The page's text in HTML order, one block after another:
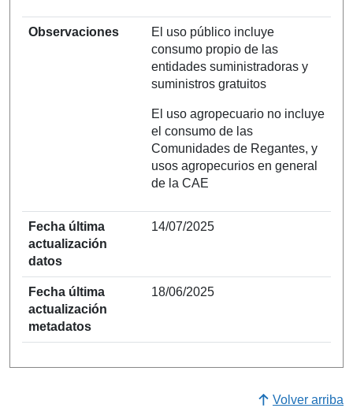
Observaciones
El uso público incluye
consumo propio de las
entidades suministradoras y
suministros gratuitos
El uso agropecuario no incluye
el consumo de las
Comunidades de Regantes, y
usos agropecurios en general
de la CAE
Fecha última
actualización
datos
14/07/2025
Fecha última
actualización
metadatos
18/06/2025
Volver arriba